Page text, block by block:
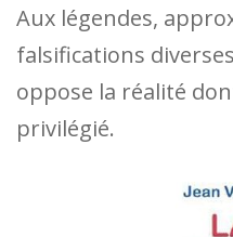
Aux légendes,
falsifications
oppose la réalité
privilégié.